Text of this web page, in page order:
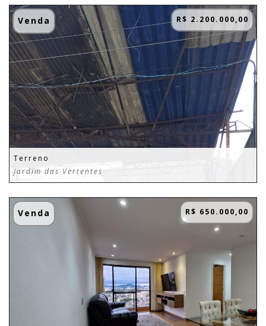
Venda R$ 2.200.000,00
Terreno
Jardim das Vertentes
Venda R$ 650.000,00